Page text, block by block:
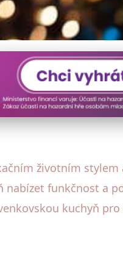
a Triky
životním
nabízet funkčnost a
kuchyň pro